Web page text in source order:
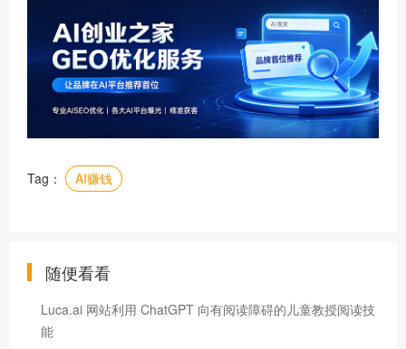
Tag： AI赚钱
随便看看
Luca.ai 网站利用 ChatGPT 向有阅读障碍的儿童教授阅读技
能